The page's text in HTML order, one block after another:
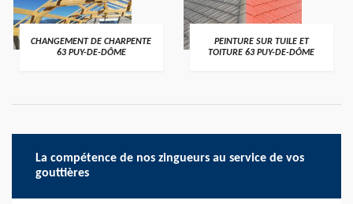
CHANGEMENT DE CHARPENTE
63 PUY-DE-DÔME
PEINTURE SUR TUILE ET
TOITURE 63 PUY-DE-DÔME
La compétence de nos zingueurs au service de vos
gouttières